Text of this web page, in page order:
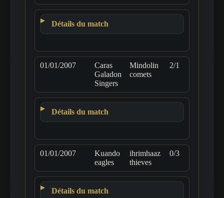
Détails du match
01/01/2007
Caras
Galadon
Singers
Mindolin
comets
2/1
Détails du match
01/01/2007
Kuando
eagles
ihrimhaaz
thieves
0/3
Détails du match